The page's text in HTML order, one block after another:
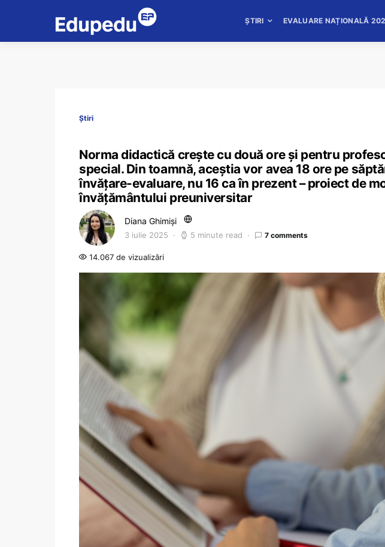
ȘTIRI EVALUARE NAȚIONALĂ
Știri
Norma didactică crește cu două ore și pentru
special. Din toamnă, aceștia vor avea 18 ore pe
învățare-evaluare, nu 16 ca în prezent – proiect de
învățământului preuniversitar
Diana Ghimiși
3 iulie 2025 5 minute read 7 comments
14.067 de vizualizări